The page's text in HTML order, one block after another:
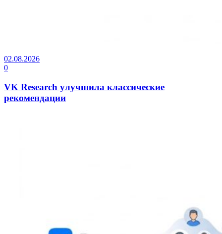
02.08.2026
0
VK Research улучшила классические
рекомендации